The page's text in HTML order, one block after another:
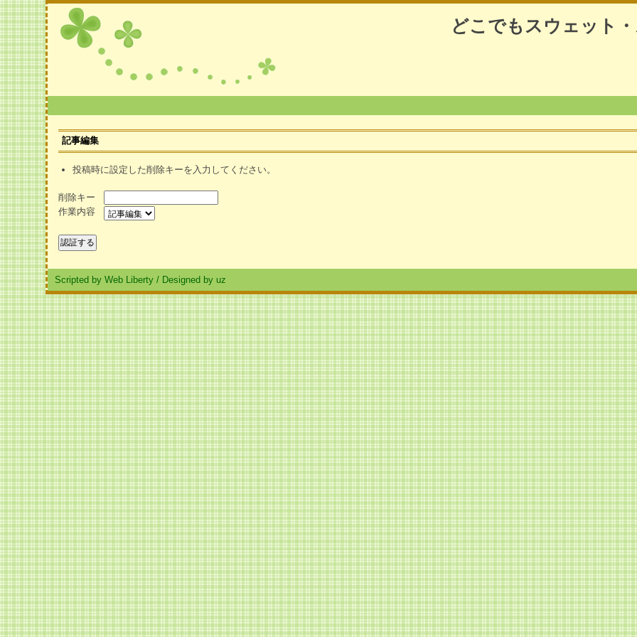
どこでもスウェット
記事編集
投稿時に設定した削除キーを入力してください。
削除キー
作業内容
Scripted by Web Liberty / Designed by uz